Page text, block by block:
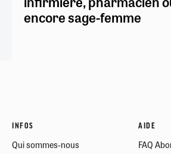
encore sage-femme
INFOS
Qui sommes-nous
AIDE
FAQ